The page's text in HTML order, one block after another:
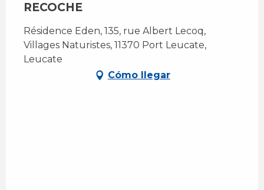
RECOCHE
Résidence Eden, 135, rue Albert Lecoq,
Villages Naturistes, 11370 Port Leucate,
Leucate
Cómo llegar